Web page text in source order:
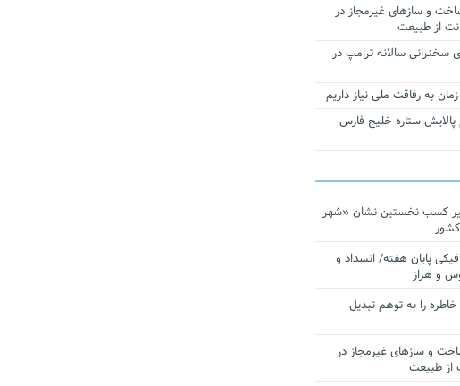
و سازهای غیرمجاز در
از طبیعت
سالانه ترامپ در
به رفاقت ملی نیاز داریم
سهام پالایش ستاره خلیج فارس
کسب نخستین نشان «شهر
پایان هفته/ انسداد و
و هراز
را به توهم تبدیل
و سازهای غیرمجاز در
از طبیعت